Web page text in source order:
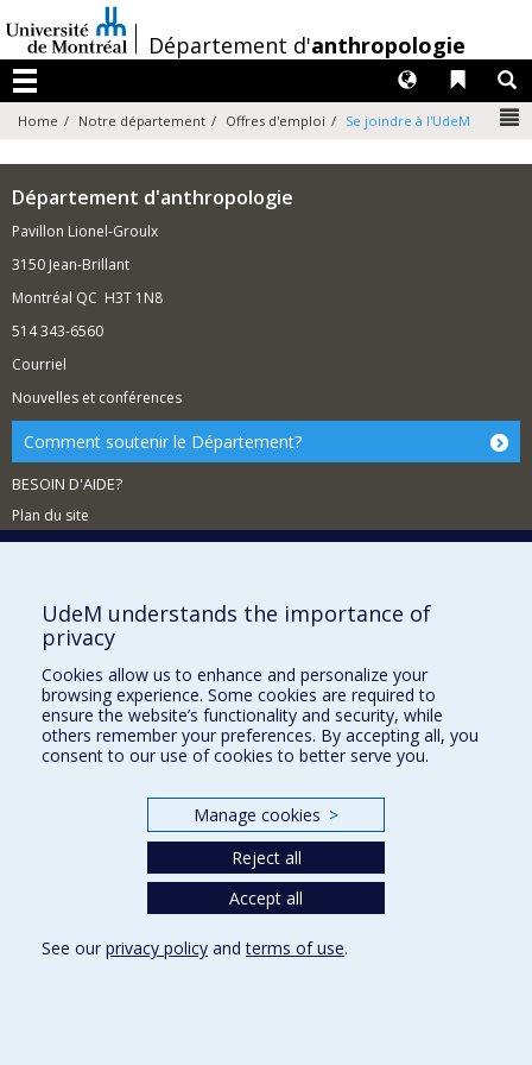
au
contenu
/Département d'anthropologie
Menu
Liens
Langues
Home Notre département Offres d'emploi Se joindre à l'UdeM
Département d'anthropologie
Pavillon Lionel-Groulx
3150 Jean-Brillant
Montréal QC H3T 1N8
514 343-6560
Courriel
Nouvelles et conférences
Comment soutenir le Département?
BESOIN D'AIDE?
Plan du site
Signaler une erreur
FACULTÉ DES ARTS ET DES SCIENCES
Nos départements et écoles
Nos centres d'études
Nos programmes et cours
UdeM understands the importance of
privacy
Cookies allow us to enhance and personalize your
browsing experience. Some cookies are required to
ensure the website’s functionality and security, while
others remember your preferences. By accepting all, you
consent to our use of cookies to better serve you.
Manage cookies >
Reject all
Accept all
See our privacy policy andterms of use.